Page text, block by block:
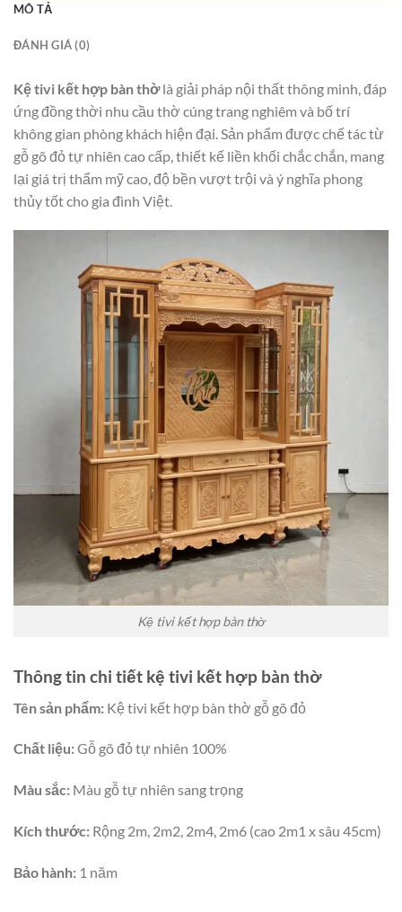
MÔ TẢ
ĐÁNH GIÁ (0)
Kệ tivi kết hợp bàn thờlà giải pháp nội thất thông minh, đáp
ứng đồng thời nhu cầu thờ cúng trang nghiêm và bố trí
không gian phòng khách hiện đại. Sản phẩm được chế tác từ
gỗ gõ đỏ tự nhiên cao cấp, thiết kế liền khối chắc chắn, mang
lại giá trị thẩm mỹ cao, độ bền vượt trội và ý nghĩa phong
thủy tốt cho gia đình Việt.
Kệ tivi kết hợp bàn thờ
Thông tin chi tiết kệ tivi kết hợp bàn thờ
Tên sản phẩm: Kệ tivi kết hợp bàn thờ gỗ gõ đỏ
Chất liệu:Gỗ gõ đỏ tự nhiên 100%
Màu sắc: Màu gỗ tự nhiên sang trọng
Kích thước: Rộng 2m, 2m2, 2m4, 2m6 (cao 2m1 x sâu 45cm)
Bảo hành: 1 năm